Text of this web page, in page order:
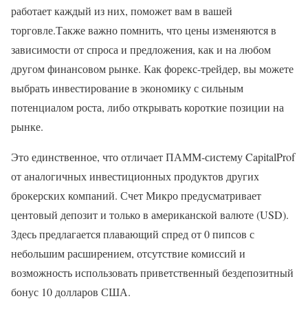
работает каждый из них, поможет вам в вашей
торговле.Также важно помнить, что цены изменяются в
зависимости от спроса и предложения, как и на любом
другом финансовом рынке. Как форекс-трейдер, вы можете
выбрать инвестирование в экономику с сильным
потенциалом роста, либо открывать короткие позиции на
рынке.
Это единственное, что отличает ПАММ-систему CapitalProf
от аналогичных инвестиционных продуктов других
брокерских компаний. Счет Микро предусматривает
центовый депозит и только в американской валюте (USD).
Здесь предлагается плавающий спред от 0 пипсов с
небольшим расширением, отсутствие комиссий и
возможность использовать приветственный бездепозитный
бонус 10 долларов США.